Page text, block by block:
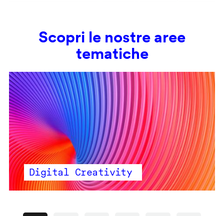
Scopri le nostre aree
tematiche
Digital Creativity